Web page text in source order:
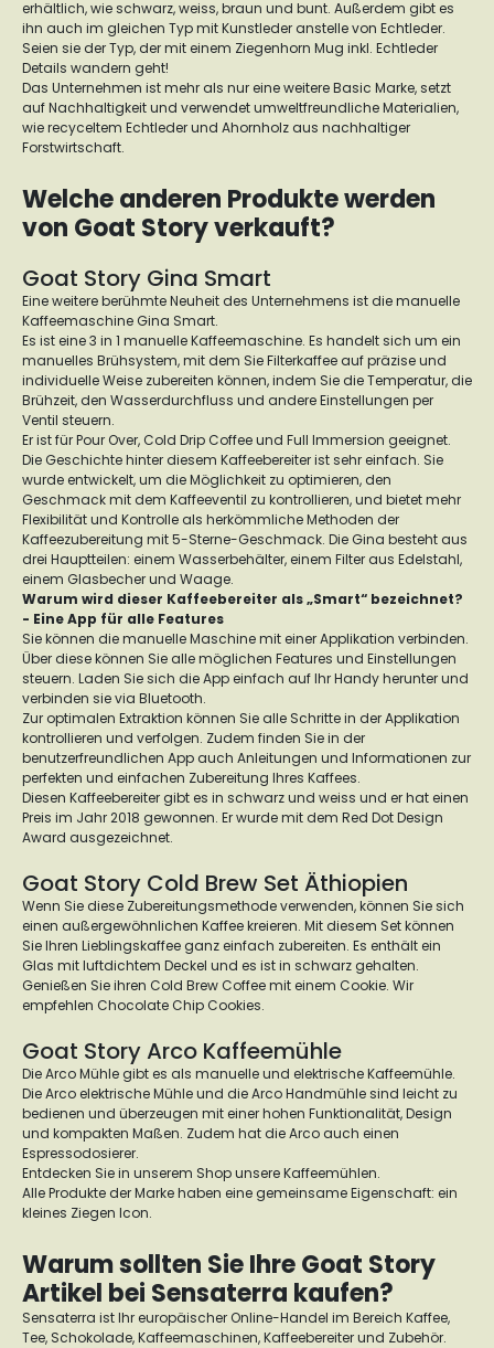
erhältlich, wie schwarz, weiss, braun und bunt. Außerdem gibt es
ihn auch im gleichen Typ mit Kunstleder anstelle von Echtleder.
Seien sie der Typ, der mit einem Ziegenhorn Mug inkl. Echtleder
Details wandern geht!
Das Unternehmen ist mehr als nur eine weitere Basic Marke, setzt
auf Nachhaltigkeit und verwendet umweltfreundliche Materialien,
wie recyceltem Echtleder und Ahornholz aus nachhaltiger
Forstwirtschaft.
Welche anderen Produkte werden
von Goat Story verkauft?
Goat Story Gina Smart
Eine weitere berühmte Neuheit des Unternehmens ist die manuelle
Kaffeemaschine Gina Smart.
Es ist eine 3 in 1 manuelle Kaffeemaschine. Es handelt sich um ein
manuelles Brühsystem, mit dem Sie Filterkaffee auf präzise und
individuelle Weise zubereiten können, indem Sie die Temperatur, die
Brühzeit, den Wasserdurchfluss und andere Einstellungen per
Ventil steuern.
Er ist für Pour Over, Cold Drip Coffee und Full Immersion geeignet.
Die Geschichte hinter diesem Kaffeebereiter ist sehr einfach. Sie
wurde entwickelt, um die Möglichkeit zu optimieren, den
Geschmack mit dem Kaffeeventil zu kontrollieren, und bietet mehr
Flexibilität und Kontrolle als herkömmliche Methoden der
Kaffeezubereitung mit 5-Sterne-Geschmack. Die Gina besteht aus
drei Hauptteilen: einem Wasserbehälter, einem Filter aus Edelstahl,
einem Glasbecher und Waage.
Warum wird dieser Kaffeebereiter als „Smart“ bezeichnet?
- Eine App für alle Features
Sie können die manuelle Maschine mit einer Applikation verbinden.
Über diese können Sie alle möglichen Features und Einstellungen
steuern. Laden Sie sich die App einfach auf Ihr Handy herunter und
verbinden sie via Bluetooth.
Zur optimalen Extraktion können Sie alle Schritte in der Applikation
kontrollieren und verfolgen. Zudem finden Sie in der
benutzerfreundlichen App auch Anleitungen und Informationen zur
perfekten und einfachen Zubereitung Ihres Kaffees.
Diesen Kaffeebereiter gibt es in schwarz und weiss und er hat einen
Preis im Jahr 2018 gewonnen. Er wurde mit dem Red Dot Design
Award ausgezeichnet.
Goat Story Cold Brew Set Äthiopien
Wenn Sie diese Zubereitungsmethode verwenden, können Sie sich
einen außergewöhnlichen Kaffee kreieren. Mit diesem Set können
Sie Ihren Lieblingskaffee ganz einfach zubereiten. Es enthält ein
Glas mit luftdichtem Deckel und es ist in schwarz gehalten.
Genießen Sie ihren Cold Brew Coffee mit einem Cookie. Wir
empfehlen Chocolate Chip Cookies.
Goat Story Arco Kaffeemühle
Die Arco Mühle gibt es als manuelle und elektrische Kaffeemühle.
Die Arco elektrische Mühle und die Arco Handmühle sind leicht zu
bedienen und überzeugen mit einer hohen Funktionalität, Design
und kompakten Maßen. Zudem hat die Arco auch einen
Espressodosierer.
Entdecken Sie in unserem Shop unsereKaffeemühlen.
Alle Produkte der Marke haben eine gemeinsame Eigenschaft: ein
kleines Ziegen Icon.
Warum sollten Sie Ihre Goat Story
Artikel bei Sensaterra kaufen?
Sensaterra ist Ihr europäischer Online-Handel im Bereich Kaffee,
Tee, Schokolade,Kaffeemaschinen,Kaffeebereiterund Zubehör.